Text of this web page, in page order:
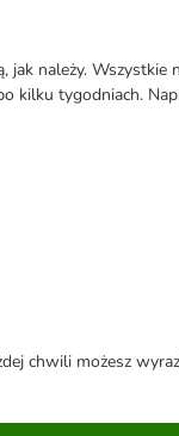
należy. Wszystkie
kilku tygodniach.
chwili możesz